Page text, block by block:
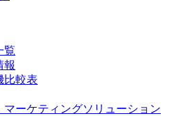
覧
報
比較表
マーケティングソリューション